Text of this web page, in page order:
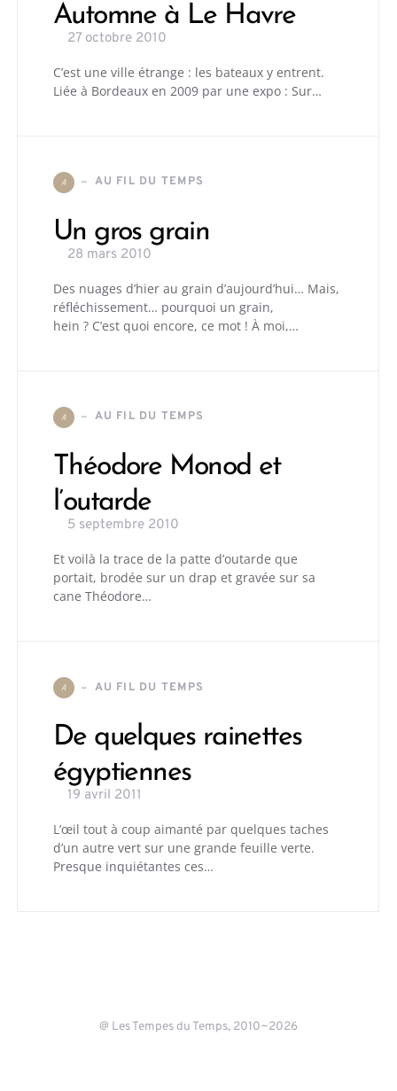
Automne à Le Havre
27 octobre 2010
C’est une ville étrange : les bateaux y entrent.
Liée à Bordeaux en 2009 par une expo : Sur…
A AU FIL DU TEMPS
Un gros grain
28 mars 2010
Des nuages d’hier au grain d’aujourd’hui… Mais,
réfléchissement… pourquoi un grain,
hein ? C’est quoi encore, ce mot ! À moi,…
A AU FIL DU TEMPS
Théodore Monod et
l’outarde
5 septembre 2010
Et voilà la trace de la patte d’outarde que
portait, brodée sur un drap et gravée sur sa
cane Théodore…
A AU FIL DU TEMPS
De quelques rainettes
égyptiennes
19 avril 2011
L’œil tout à coup aimanté par quelques taches
d’un autre vert sur une grande feuille verte.
Presque inquiétantes ces…
@ Les Tempes du Temps, 2010~2026